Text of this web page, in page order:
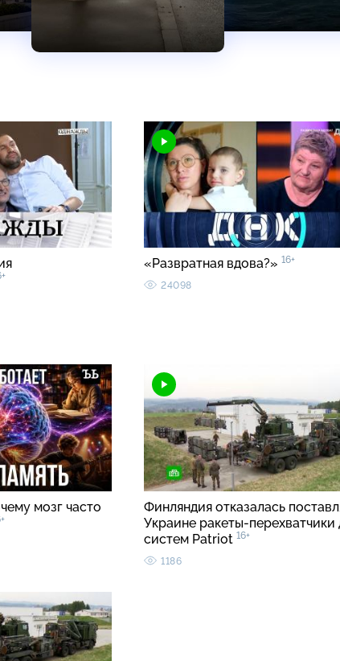
«Развратная вдова?» 16+
24098
мозг часто
Финляндия отказалась
Украине ракеты-перехватчики
систем Patriot 16+
1186